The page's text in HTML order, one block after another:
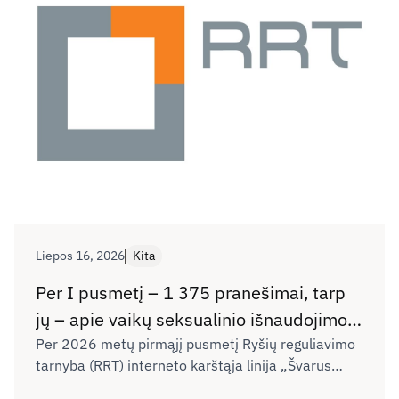
Liepos 16, 2026 Kita
Per I pusmetį – 1 375 pranešimai, tarp
jų – apie vaikų seksualinio išnaudojimo
vaizdus ir kibernetines patyčias
internete
Per 2026 metų pirmąjį pusmetį Ryšių reguliavimo
tarnyba (RRT) interneto karštąja linija „Švarus